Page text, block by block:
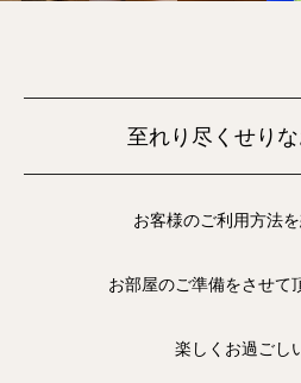
至れり尽くせり
お客様のご利用方法
お部屋のご準備をさせて
楽しくお過ごし